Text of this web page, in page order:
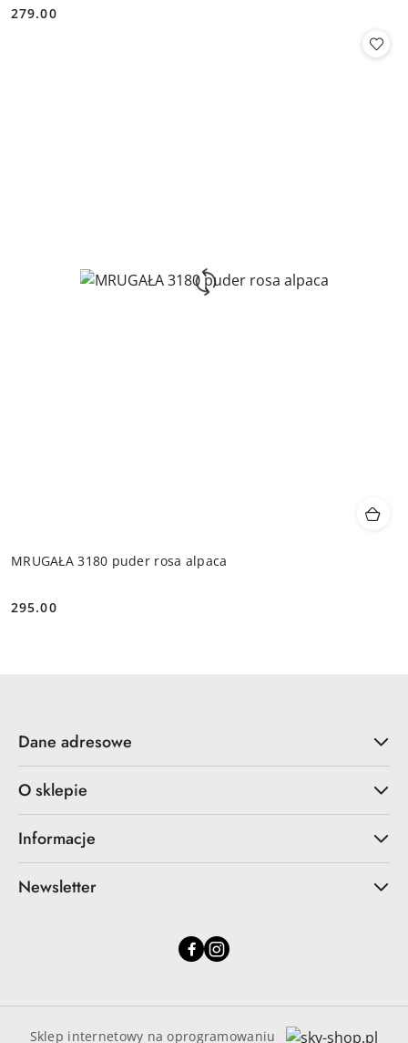
Cena:
279.00
MRUGAŁA 3180 puder rosa alpaca
Cena:
295.00
Dane adresowe
O sklepie
Informacje
Newsletter
Sklep internetowy na oprogramowaniu